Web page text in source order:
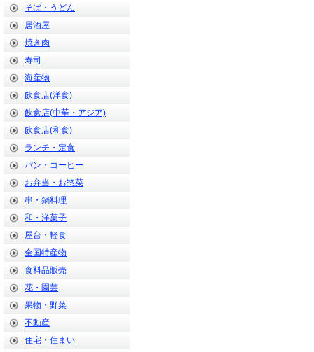
そば・うどん
居酒屋
焼き肉
寿司
海産物
飲食店(洋食)
飲食店(中華・アジア)
飲食店(和食)
ランチ・定食
パン・コーヒー
お弁当・お惣菜
串・鍋料理
和・洋菓子
屋台・軽食
全国特産物
食料品販売
花・園芸
果物・野菜
不動産
住宅・住まい